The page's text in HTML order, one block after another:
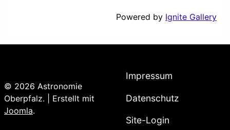
Powered by Ignite Gallery
© 2026 Astronomie
Oberpfalz. | Erstellt mit
Joomla.
Impressum
Datenschutz
Site-Login